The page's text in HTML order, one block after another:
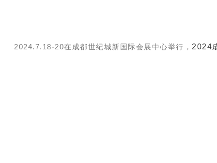
2024.7.18-20在成都世纪城新国际会展中心举行， 2024